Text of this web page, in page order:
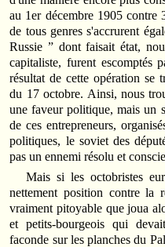
au 1er décembre 1905
de tous genres s'accrurent
Russie ” dont faisait état,
capitaliste, furent escomptés
résultat de cette opération
du 17 octobre. Ainsi, nous
une faveur politique, mais un
de ces entrepreneurs,
politiques, le soviet des
pas un ennemi résolu et
Mais si les octobristes
nettement position contre
vraiment pitoyable que joua
et petits‑bourgeois qui
faconde sur les planches du